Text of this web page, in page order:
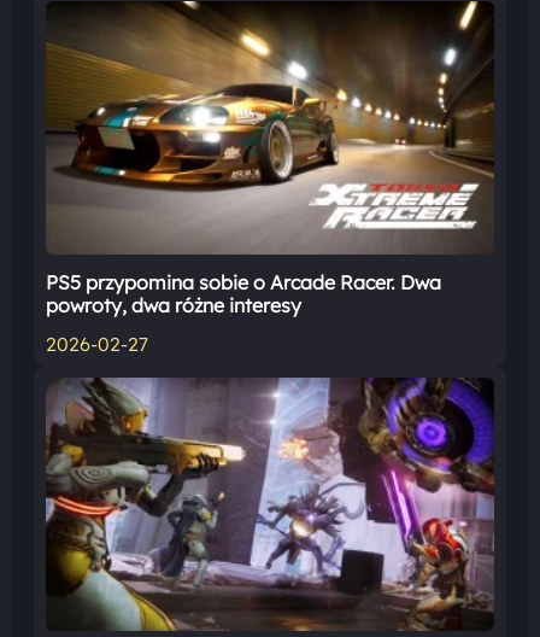
PS5 przypomina sobie o Arcade Racer. Dwa
powroty, dwa różne interesy
2026-02-27